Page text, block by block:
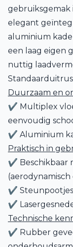
gebruiksgemak
elegant
aluminium
een laag eigen
nuttig
Duurzaam en
✔ Multiplex
eenvoudig
✔ Aluminium
Praktisch in
✔ Beschikbaar
(aerodynamisch
✔ Steunpootjes
✔
Technische
✔ Rubber